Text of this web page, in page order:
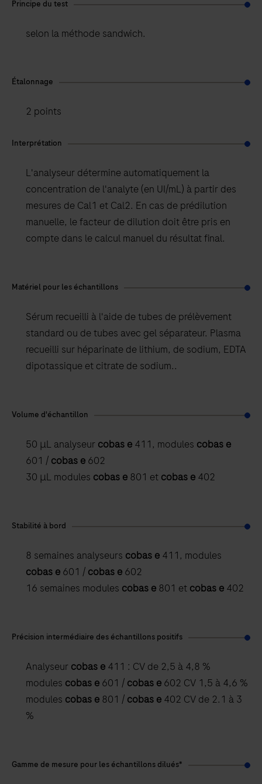
Principe du test
selon la méthode sandwich.
Étalonnage
2 points
Interprétation
L'analyseur détermine automatiquement la
concentration de l'analyte (en UI/mL) à partir des
mesures de Cal1 et Cal2. En cas de prédilution
manuelle, le facteur de dilution doit être pris en
compte dans le calcul manuel du résultat final.
Matériel pour les échantillons
Sérum recueilli à l'aide de tubes de prélèvement
standard ou de tubes avec gel séparateur. Plasma
recueilli sur héparinate de lithium, de sodium, EDTA
dipotassique et citrate de sodium..
Volume d'échantillon
50 μL analyseur cobas e 411, modules cobas e
601 / cobas e 602
30 μL modules cobas e 801 et cobas e 402
Stabilité à bord
8 semaines analyseurs cobas e 411, modules
cobas e 601 / cobas e 602
16 semaines modules cobas e 801 et cobas e 402
Précision intermédiaire des échantillons positifs
Analyseur cobas e 411 : CV de 2,5 à 4,8 %
modules cobas e 601 / cobas e 602 CV 1,5 à 4,6 %
modules cobas e 801 / cobas e 402 CV de 2.1 à 3
%
Gamme de mesure pour les échantillons dilués*